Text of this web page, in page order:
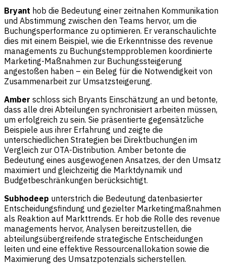
Bryant hob die Bedeutung einer zeitnahen Kommunikation
und Abstimmung zwischen den Teams hervor, um die
Buchungsperformance zu optimieren. Er veranschaulichte
dies mit einem Beispiel, wie die Erkenntnisse des revenue
managements zu Buchungstempproblemen koordinierte
Marketing-Maßnahmen zur Buchungssteigerung
angestoßen haben – ein Beleg für die Notwendigkeit von
Zusammenarbeit zur Umsatzsteigerung.
Amber schloss sich Bryants Einschätzung an und betonte,
dass alle drei Abteilungen synchronisiert arbeiten müssen,
um erfolgreich zu sein. Sie präsentierte gegensätzliche
Beispiele aus ihrer Erfahrung und zeigte die
unterschiedlichen Strategien bei Direktbuchungen im
Vergleich zur OTA-Distribution. Amber betonte die
Bedeutung eines ausgewogenen Ansatzes, der den Umsatz
maximiert und gleichzeitig die Marktdynamik und
Budgetbeschränkungen berücksichtigt.
Subhodeep unterstrich die Bedeutung datenbasierter
Entscheidungsfindung und gezielter Marketingmaßnahmen
als Reaktion auf Markttrends. Er hob die Rolle des revenue
managements hervor, Analysen bereitzustellen, die
abteilungsübergreifende strategische Entscheidungen
leiten und eine effektive Ressourcenallokation sowie die
Maximierung des Umsatzpotenzials sicherstellen.